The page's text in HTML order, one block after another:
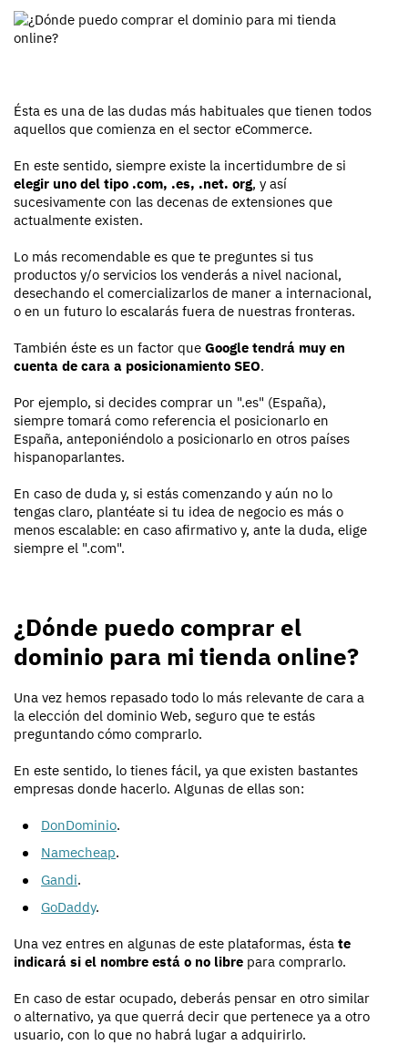
Ésta es una de las dudas más habituales que tienen todos
aquellos que comienza en el sector eCommerce.
En este sentido, siempre existe la incertidumbre de si
elegir uno del tipo .com, .es, .net. org, y así
sucesivamente con las decenas de extensiones que
actualmente existen.
Lo más recomendable es que te preguntes si tus
productos y/o servicios los venderás a nivel nacional,
desechando el comercializarlos de maner a internacional,
o en un futuro lo escalarás fuera de nuestras fronteras.
También éste es un factor que Google tendrá muy en
cuenta de cara a posicionamiento SEO.
Por ejemplo, si decides comprar un ".es" (España),
siempre tomará como referencia el posicionarlo en
España, anteponiéndolo a posicionarlo en otros países
hispanoparlantes.
En caso de duda y, si estás comenzando y aún no lo
tengas claro, plantéate si tu idea de negocio es más o
menos escalable: en caso afirmativo y, ante la duda, elige
siempre el ".com".
¿Dónde puedo comprar el
dominio para mi tienda online?
Una vez hemos repasado todo lo más relevante de cara a
la elección del dominio Web, seguro que te estás
preguntando cómo comprarlo.
En este sentido, lo tienes fácil, ya que existen bastantes
empresas donde hacerlo. Algunas de ellas son:
DonDominio.
Namecheap.
Gandi.
GoDaddy.
Una vez entres en algunas de este plataformas, ésta te
indicará si el nombre está o no libre para comprarlo.
En caso de estar ocupado, deberás pensar en otro similar
o alternativo, ya que querrá decir que pertenece ya a otro
usuario, con lo que no habrá lugar a adquirirlo.